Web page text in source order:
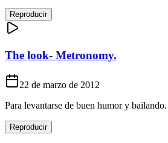
Reproducir
The look- Metronomy.
22 de marzo de 2012
Para levantarse de buen humor y bailando.
Reproducir